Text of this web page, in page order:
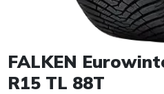
Item 1 of 1
FALKEN
R15 TL 88T